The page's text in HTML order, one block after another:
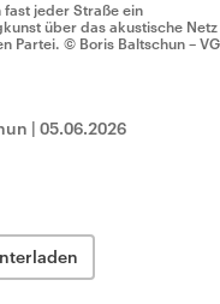
fast jeder Straße ein
über das akustische Netz
Partei. © Boris Baltschun – VG
| 05.06.2026